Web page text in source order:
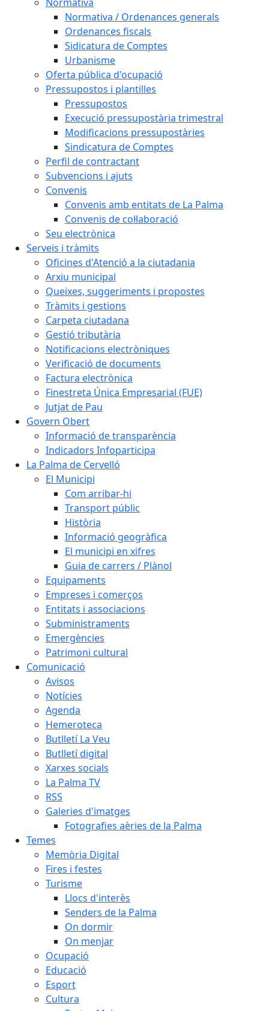
Normativa / Ordenances generals
Ordenances fiscals
Sidicatura de Comptes
Urbanisme
Oferta pública d'ocupació
Pressupostos i plantilles
Pressupostos
Execució pressupostària trimestral
Modificacions pressupostàries
Sindicatura de Comptes
Perfil de contractant
Subvencions i ajuts
Convenis
Convenis amb entitats de La Palma
Convenis de col·laboració
Seu electrònica
Serveis i tràmits
Oficines d'Atenció a la ciutadania
Arxiu municipal
Queixes, suggeriments i propostes
Tràmits i gestions
Carpeta ciutadana
Gestió tributària
Notificacions electròniques
Verificació de documents
Factura electrònica
Finestreta Única Empresarial (FUE)
Jutjat de Pau
Govern Obert
Informació de transparència
Indicadors Infoparticipa
La Palma de Cervelló
El Municipi
Com arribar-hi
Transport públic
Història
Informació geogràfica
El municipi en xifres
Guia de carrers / Plànol
Equipaments
Empreses i comerços
Entitats i associacions
Subministraments
Emergències
Patrimoni cultural
Comunicació
Avisos
Notícies
Agenda
Hemeroteca
Butlletí La Veu
Butlletí digital
Xarxes socials
La Palma TV
RSS
Galeries d'imatges
Fotografies aèries de la Palma
Temes
Memòria Digital
Fires i festes
Turisme
Llocs d'interès
Senders de la Palma
On dormir
On menjar
Ocupació
Educació
Esport
Cultura